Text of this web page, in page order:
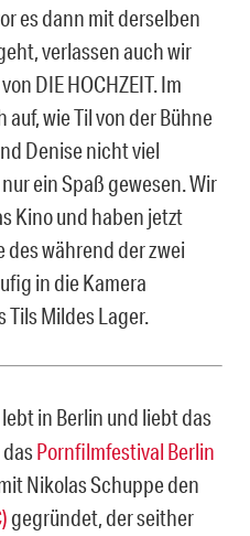
es dann mit derselben
verlassen auch wir
DIE HOCHZEIT. Im
wie Til von der Bühne
Denise nicht viel
ein Spaß gewesen. Wir
Kino und haben jetzt
des während der zwei
in die Kamera
Mildes Lager.
in Berlin und liebt das
Pornfilmfestival Berlin
Nikolas Schuppe den
gegründet, der seither